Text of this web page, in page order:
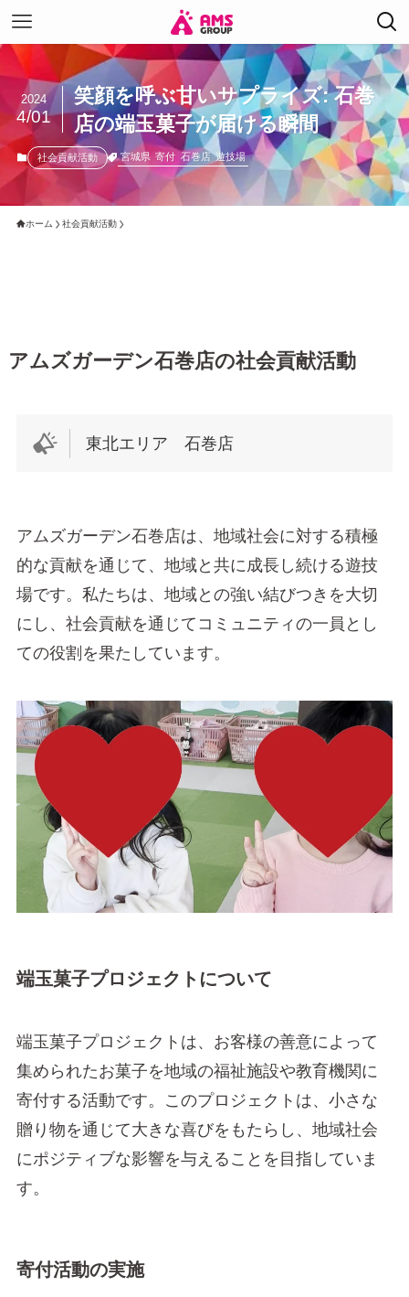
笑顔を呼ぶ甘いサプライズ: 石巻
店の端玉菓子が届ける瞬間
2024
4/01
社会貢献活動 宮城県 寄付 石巻店 遊技場
ホーム 社会貢献活動
アムズガーデン石巻店の社会貢献活動
東北エリア 石巻店
アムズガーデン石巻店は、地域社会に対する積極
的な貢献を通じて、地域と共に成長し続ける遊技
場です。私たちは、地域との強い結びつきを大切
にし、社会貢献を通じてコミュニティの一員とし
ての役割を果たしています。
端玉菓子プロジェクトについて
端玉菓子プロジェクトは、お客様の善意によって
集められたお菓子を地域の福祉施設や教育機関に
寄付する活動です。このプロジェクトは、小さな
贈り物を通じて大きな喜びをもたらし、地域社会
にポジティブな影響を与えることを目指していま
す。
寄付活動の実施